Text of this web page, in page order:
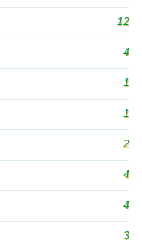
12
4
1
1
2
4
4
3